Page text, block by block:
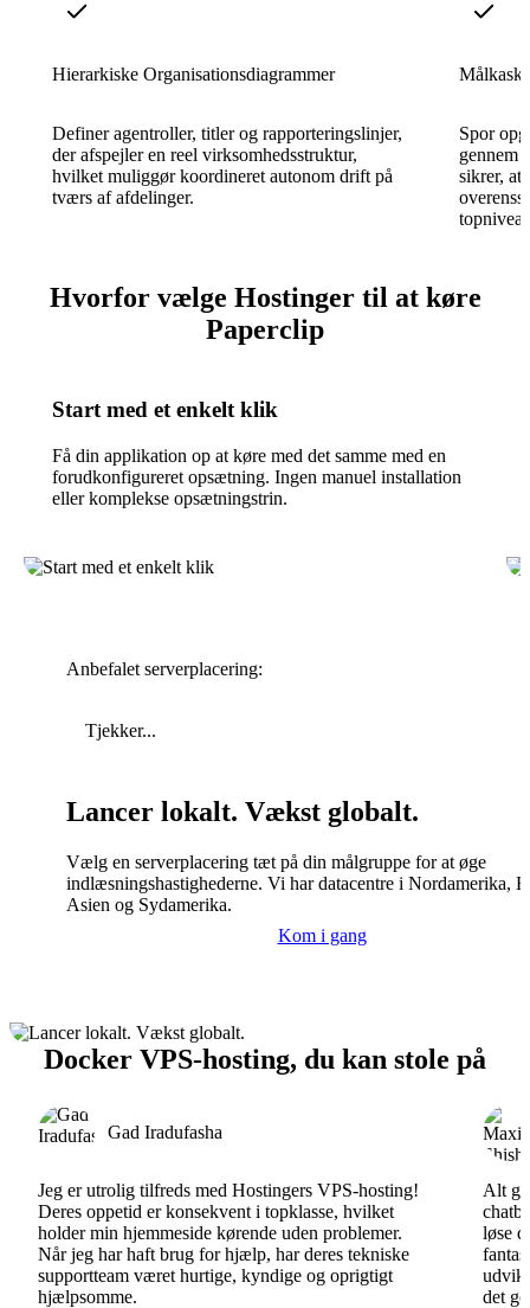
Hierarkiske Organisationsdiagrammer
Definer agentroller, titler og rapporteringslinjer,
der afspejler en reel virksomhedsstruktur,
hvilket muliggør koordineret autonom drift på
tværs af afdelinger.
Spor
gennem
sikrer, at
Hvorfor vælge Hostinger til at køre
Paperclip
Start med et enkelt klik
Få din applikation op at køre med det samme med en
forudkonfigureret opsætning. Ingen manuel installation
eller komplekse opsætningstrin.
Anbefalet serverplacering:
Tjekker...
Lancer lokalt. Vækst globalt.
Vælg en serverplacering tæt på din målgruppe for at øge
indlæsningshastighederne. Vi har datacentre i Nordamerika,
Asien og Sydamerika.
Kom i gang
Docker VPS-hosting, du kan stole på
Gad Iradufasha
Jeg er utrolig tilfreds med Hostingers VPS-hosting!
Deres oppetid er konsekvent i topklasse, hvilket
holder min hjemmeside kørende uden problemer.
Når jeg har haft brug for hjælp, har deres tekniske
supportteam været hurtige, kyndige og oprigtigt
hjælpsomme.
Alt
løse
det